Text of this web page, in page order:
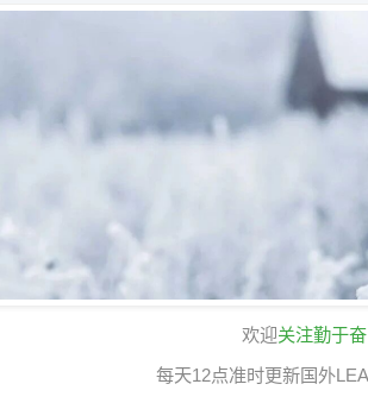
欢迎关注勤于奋
每天12点准时更新国外